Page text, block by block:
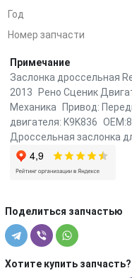
Год
Номер запчасти
Примечание
Заслонка дроссельная
2013 Рено Сценик
Механика Привод:
двигателя: K9K836
Дроссельная заслонка
Поделиться запчастью
Хотите купить запчасть?